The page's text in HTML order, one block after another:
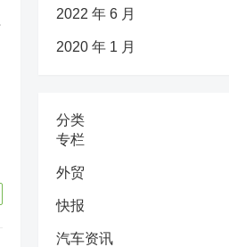
2022 年 6 月
2020 年 1 月
分类
专栏
外贸
快报
汽车资讯